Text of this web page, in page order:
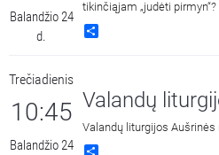
Balandžio 24
d.
tikinčiąjam „judėti
rengiama laida šeimoms
„Troškimų išsipildymas“.
Trečiadienis
10:45
Balandžio 24
Valandų
Valandų liturgijos